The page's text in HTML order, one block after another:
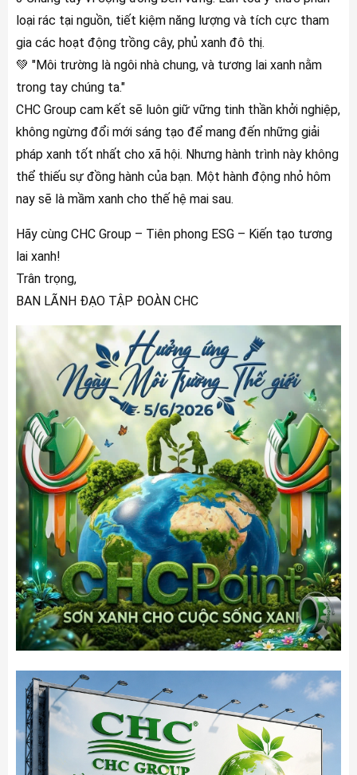
loại rác tại nguồn, tiết kiệm năng lượng và tích cực tham
gia các hoạt động trồng cây, phủ xanh đô thị.
💚 "Môi trường là ngôi nhà chung, và tương lai xanh nằm
trong tay chúng ta."
CHC Group cam kết sẽ luôn giữ vững tinh thần khởi nghiệp,
không ngừng đổi mới sáng tạo để mang đến những giải
pháp xanh tốt nhất cho xã hội. Nhưng hành trình này không
thể thiếu sự đồng hành của bạn. Một hành động nhỏ hôm
nay sẽ là mầm xanh cho thế hệ mai sau.
Hãy cùng CHC Group – Tiên phong ESG – Kiến tạo tương
lai xanh!
Trân trọng,
BAN LÃNH ĐẠO TẬP ĐOÀN CHC